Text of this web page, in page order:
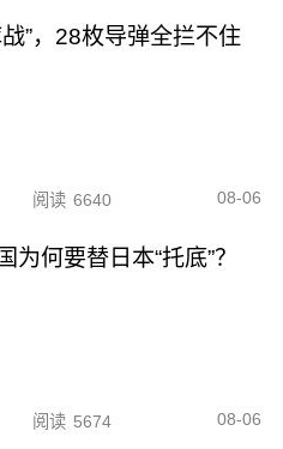
”，28枚导弹全拦不住
阅读 6640 08-06
何要替日本“托底”？
阅读 5674 08-06